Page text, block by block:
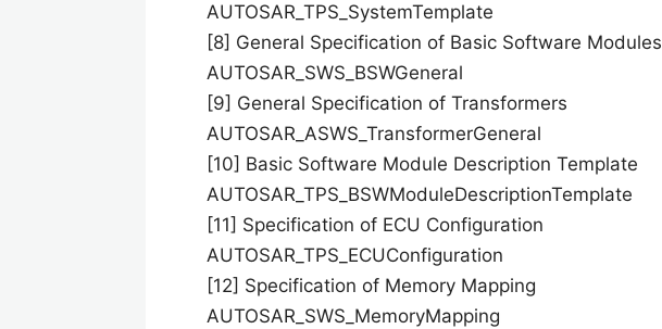
AUTOSAR_TPS_SystemTemplate
[8] General Specification of Basic Software Modules
AUTOSAR_SWS_BSWGeneral
[9] General Specification of Transformers
AUTOSAR_ASWS_TransformerGeneral
[10] Basic Software Module Description Template
AUTOSAR_TPS_BSWModuleDescriptionTemplate
[11] Specification of ECU Configuration
AUTOSAR_TPS_ECUConfiguration
[12] Specification of Memory Mapping
AUTOSAR_SWS_MemoryMapping